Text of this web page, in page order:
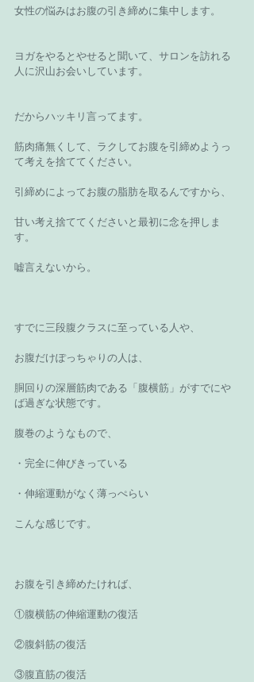
女性の悩みはお腹の引き締めに集中します。
ヨガをやるとやせると聞いて、サロンを訪れる
人に沢山お会いしています。
だからハッキリ言ってます。
筋肉痛無くして、ラクしてお腹を引締めようっ
て考えを捨ててください。
引締めによってお腹の脂肪を取るんですから、
甘い考え捨ててくださいと最初に念を押しま
す。
嘘言えないから。
すでに三段腹クラスに至っている人や、
お腹だけぽっちゃりの人は、
胴回りの深層筋肉である「腹横筋」がすでにや
ば過ぎな状態です。
腹巻のようなもので、
・完全に伸びきっている
・伸縮運動がなく薄っぺらい
こんな感じです。
お腹を引き締めたければ、
①腹横筋の伸縮運動の復活
②腹斜筋の復活
③腹直筋の復活